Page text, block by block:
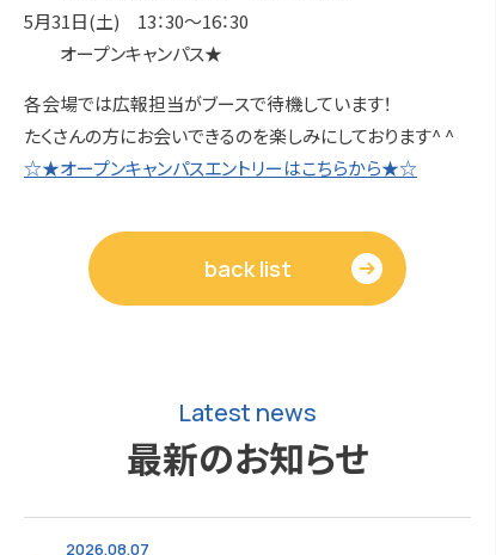
5月31日(土) 13：30～16：30
オープンキャンパス★
各会場では広報担当がブースで待機しています！
たくさんの方にお会いできるのを楽しみにしております^ ^
☆★オープンキャンパスエントリーはこちらから★☆
back list
Latest news
最新のお知らせ
2026.08.07